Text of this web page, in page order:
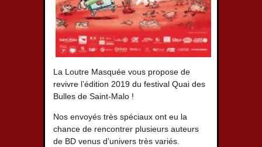
La Loutre Masquée vous propose de
revivre l’édition 2019 du festival Quai des
Bulles de Saint-Malo !
Nos envoyés très spéciaux ont eu la
chance de rencontrer plusieurs auteurs
de BD venus d’univers très variés.